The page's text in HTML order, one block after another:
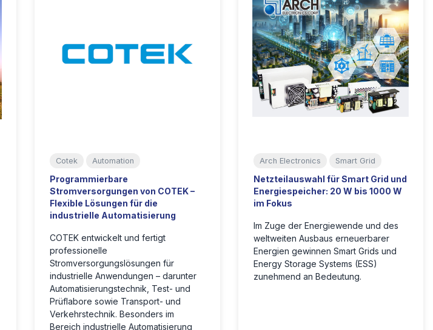
Cotek Automation
Programmierbare
Stromversorgungen von COTEK –
Flexible Lösungen für die
industrielle Automatisierung
COTEK entwickelt und fertigt
professionelle
Stromversorgungslösungen für
industrielle Anwendungen – darunter
Automatisierungstechnik, Test- und
Prüflabore sowie Transport- und
Verkehrstechnik. Besonders im
Bereich industrielle Automatisierung
Arch Electronics Smart Grid
Netzteilauswahl für Smart Grid und
Energiespeicher: 20 W bis 1000 W
im Fokus
Im Zuge der Energiewende und des
weltweiten Ausbaus erneuerbarer
Energien gewinnen Smart Grids und
Energy Storage Systems (ESS)
zunehmend an Bedeutung.